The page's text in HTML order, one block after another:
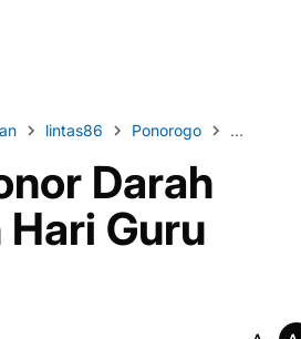
lintas86 Ponorogo STKIP
Darah
Guru